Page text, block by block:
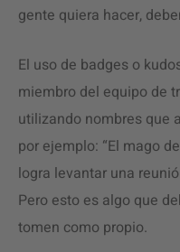
gente quiera hacer,
El uso de badges o
miembro del equipo de
utilizando nombres que
por ejemplo: “El mago
logra levantar una
Pero esto es algo que
tomen como propio.